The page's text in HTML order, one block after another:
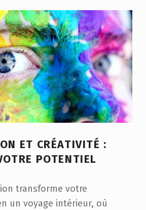
ET CRÉATIVITÉ :
POTENTIEL
transforme votre
un voyage intérieur, où